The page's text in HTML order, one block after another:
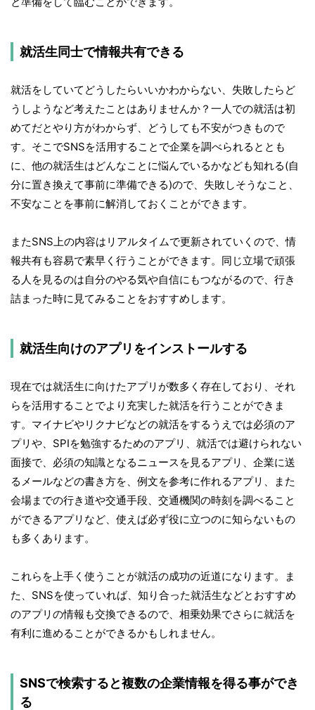
就活生同士で情報共有できる
就活をしていてどうしたらいいかわからない、失敗したらど
うしようなど考えたことはありませんか？一人での就活は初
めてだとやり方がわからず、どうしても不安がつきもので
す。そこでSNSを活用することで企業を調べられるととも
に、他の就活生はどんなことに悩んでいるかなども知れる(自
分に置き換えて事前に準備できる)ので、失敗しそうなこと、
不安なことを事前に解消しておくことができます。
またSNS上の内容はリアルタイムで更新されていくので、情
報共有も容易で素早く行うことができます。同じ立場で頑張
る人を見るのは自分のやる気や自信にもつながるので、行き
詰まった時に見てみることをおすすめします。
就活生向けのアプリをインストールする
現在では就活生に向けたアプリが数多く存在しており、それ
らを活用することでより充実した就活を行うことができま
す。マイナビやリクナビなどの就活をするうえでは必須のア
プリや、SPIを勉強するためのアプリ、就活では避けられない
面接で、必須の知識となるニュースを見るアプリ、企業に送
るメールなどの書き方を、例文を参考に作れるアプリ、また
会場までの行き道や交通手段、交通機関の時刻を調べること
ができるアプリなど、使えば必ず役に立つのに知らないもの
も多くあります。
これらを上手く使うことが就活の成功の近道になります。ま
た、SNSを使っていれば、知り合った就活生などとおすすめ
のアプリの情報も交換できるので、相乗効果でさらに就活を
有利に進めることができるかもしれません。
SNSで検索すると複数の企業情報を得る事ができ
る